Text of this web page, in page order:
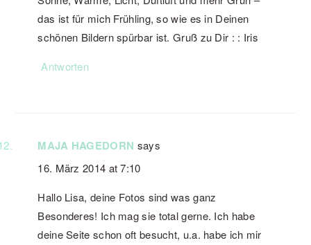
das ist für mich Frühling, so wie es in Deinen
schönen Bildern spürbar ist. Gruß zu Dir : : Iris
Antworten
MAJA HAGEDORN says
16. März 2014 at 7:10
Hallo Lisa, deine Fotos sind was ganz
Besonderes! Ich mag sie total gerne. Ich habe
deine Seite schon oft besucht, u.a. habe ich mir